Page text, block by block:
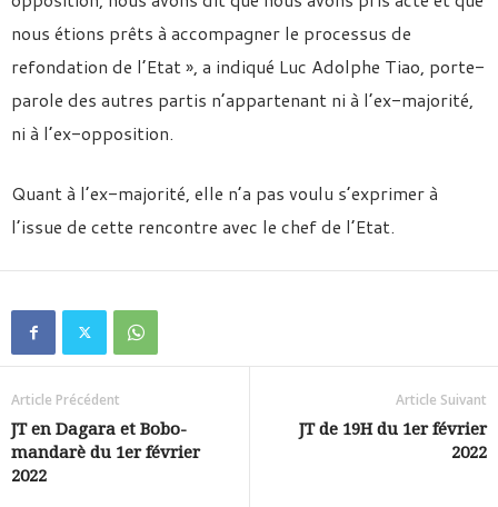
nous étions prêts à accompagner le processus de
refondation de l’Etat », a indiqué Luc Adolphe Tiao, porte-
parole des autres partis n’appartenant ni à l’ex-majorité,
ni à l’ex-opposition.
Quant à l’ex-majorité, elle n’a pas voulu s’exprimer à
l’issue de cette rencontre avec le chef de l’Etat.
Article Précédent
JT en Dagara et Bobo-
mandarè du 1er février
2022
Article Suivant
JT de 19H du 1er février
2022